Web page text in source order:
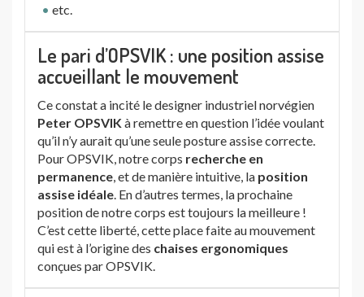
etc.
Le pari d’OPSVIK : une position assise
accueillant le mouvement
Ce constat a incité le designer industriel norvégien
Peter OPSVIK à remettre en question l’idée voulant
qu’il n’y aurait qu’une seule posture assise correcte.
Pour OPSVIK, notre corps recherche en
permanence , et de manière intuitive, la position
assise idéale . En d’autres termes, la prochaine
position de notre corps est toujours la meilleure !
C’est cette liberté, cette place faite au mouvement
qui est à l’origine des chaises ergonomiques
conçues par OPSVIK.